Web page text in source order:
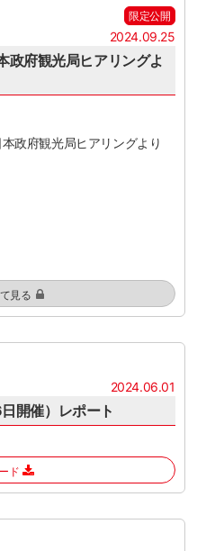
限定公開
2024.09.25
政府観光局ヒアリングよ
政府観光局ヒアリングより
見る
2024.06.01
開催）レポート
ド